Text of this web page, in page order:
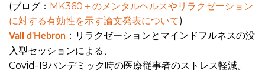
(ブログ： MK360＋のメンタルヘルスやリラクゼーション
に対する有効性を示す論文発表について)
Vall d'Hebron ：リラクゼーションとマインドフルネスの没
入型セッションによる、
Covid-19パンデミック時の医療従事者のストレス軽減。